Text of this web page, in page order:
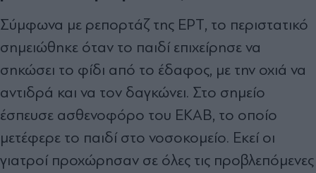
Σύμφωνα με ρεπορτάζ της ΕΡΤ, το περιστατικό
σημειώθηκε όταν το παιδί επιχείρησε να
σηκώσει το φίδι από το έδαφος, με την οχιά να
αντιδρά και να τον δαγκώνει. Στο σημείο
έσπευσε ασθενοφόρο του ΕΚΑΒ, το οποίο
μετέφερε το παιδί στο νοσοκομείο. Εκεί οι
γιατροί προχώρησαν σε όλες τις προβλεπόμενες